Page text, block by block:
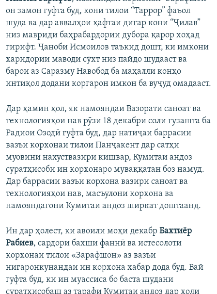
он замон гуфта буд, кони тилои “Таррор” фаъол
шуда ва дар аввалҳои ҳафтаи дигар кони “Ҷилав”
низ мавриди баҳрабардории дубора қарор хоҳад
гирифт. Ҷаноби Исмоилов таъкид дошт, ки имкони
харидории маводи сӯхт низ пайдо шудааст ва
барои аз Саразму Навобод ба маҳалли конҳо
интиқол додани коргарон имкон ба вуҷуд омадааст.
Дар ҳамин ҳол, як намояндаи Вазорати саноат ва
технологияҳои нав рӯзи 18 декабри соли гузашта ба
Радиои Озодӣ гуфта буд, дар натиҷаи баррасии
вазъи корхонаи тилои Панҷакент дар сатҳи
муовини нахуствазири кишвар, Кумитаи андоз
суратҳисоби ин корхонаро муваққатан боз намуд.
Дар баррасии вазъи корхона вазири саноат ва
технологияҳои нав, масъулони корхона ва
намояндагони Кумитаи андоз ширкат доштаанд.
Ин дар ҳолест, ки авоили моҳи декабр Бахтиёр
Рабиев, сардори бахши фаннӣ ва истесолоти
корхонаи тилои «Зарафшон» аз вазъи
нигаронкунандаи ин корхона хабар дода буд. Вай
гуфта буд, ки ин муассиса бо баста шудани
суратҳисобаш аз тарафи Кумитаи андоз дар ҳоли